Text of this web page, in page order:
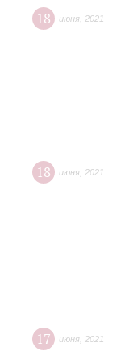
18 июня 2021
18 июня 2021
17 июня 2021